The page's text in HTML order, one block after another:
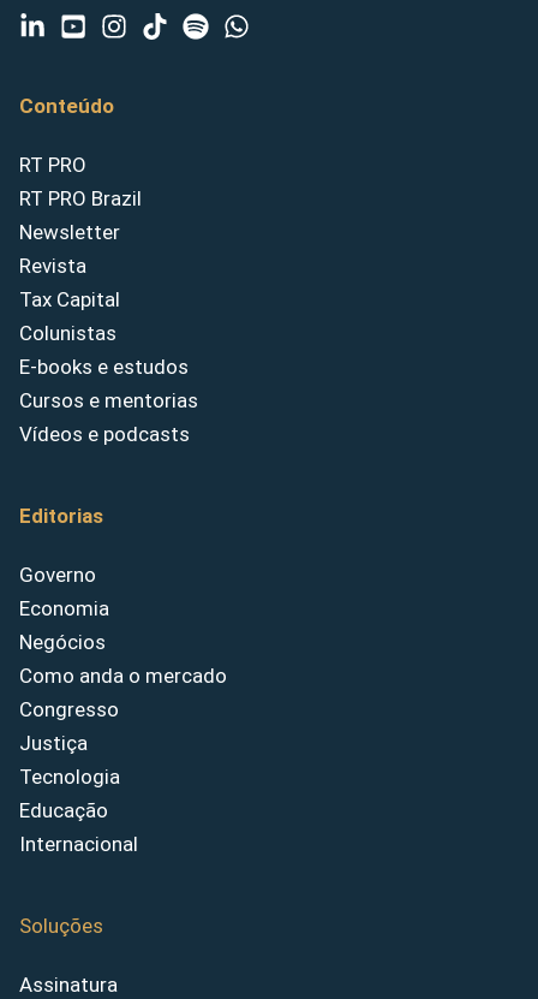
Conteúdo
RT PRO
RT PRO Brazil
Newsletter
Revista
Tax Capital
Colunistas
E-books e estudos
Cursos e mentorias
Vídeos e podcasts
Editorias
Governo
Economia
Negócios
Como anda o mercado
Congresso
Justiça
Tecnologia
Educação
Internacional
Soluções
Assinatura